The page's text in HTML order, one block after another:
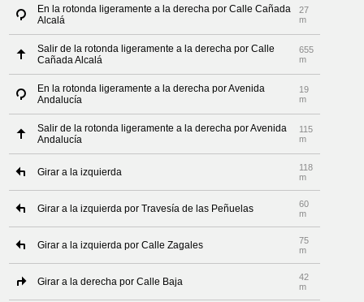
En la rotonda ligeramente a la derecha por Calle Cañada
Alcalá
27
m
Salir de la rotonda ligeramente a la derecha por Calle
Cañada Alcalá
655
m
En la rotonda ligeramente a la derecha por Avenida
Andalucía
19
m
Salir de la rotonda ligeramente a la derecha por Avenida
Andalucía
115
m
Girar a la izquierda
118
m
Girar a la izquierda por Travesía de las Peñuelas
60
m
Girar a la izquierda por Calle Zagales
75
m
Girar a la derecha por Calle Baja
42
m